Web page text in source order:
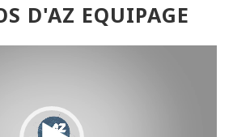
D'AZ EQUIPAGE